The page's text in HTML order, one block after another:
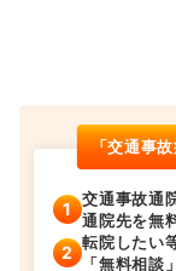
「交通事
交通事故通
通院先を無
転院したい
「無料相談